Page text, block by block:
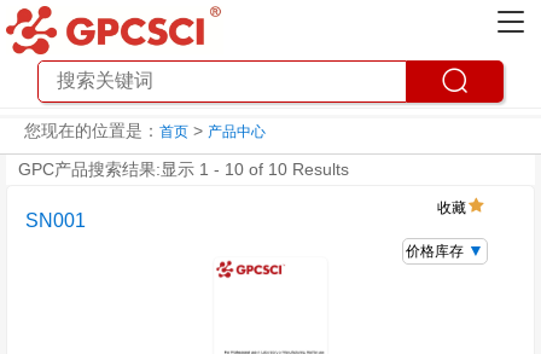
您现在的位置是： 首页 > 产品中心
GPC产品搜索结果:显示 1 - 10 of 10 Results
SN001
收藏
价格库存